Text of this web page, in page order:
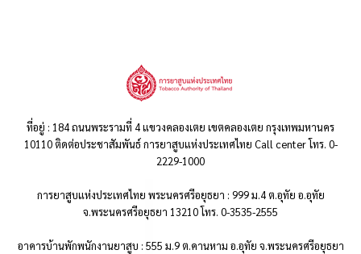
ที่อยู่ : 184 ถนนพระรามที่ 4 แขวงคลองเตย เขตคลองเตย กรุงเทพมหานคร
10110 ติดต่อประชาสัมพันธ์ การยาสูบแห่งประเทศไทย Call center โทร. 0-
2229-1000
การยาสูบแห่งประเทศไทย พระนครศรีอยุธยา : 999 ม.4 ต.อุทัย อ.อุทัย
จ.พระนครศรีอยุธยา 13210 โทร. 0-3535-2555
อาคารบ้านพักพนักงานยาสูบ : 555 ม.9 ต.คานหาม อ.อุทัย จ.พระนครศรีอยุธยา